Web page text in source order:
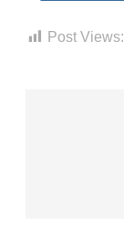
Post Views: